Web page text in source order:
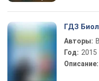
ГДЗ
Авторы:
Год: 2015
Описание: